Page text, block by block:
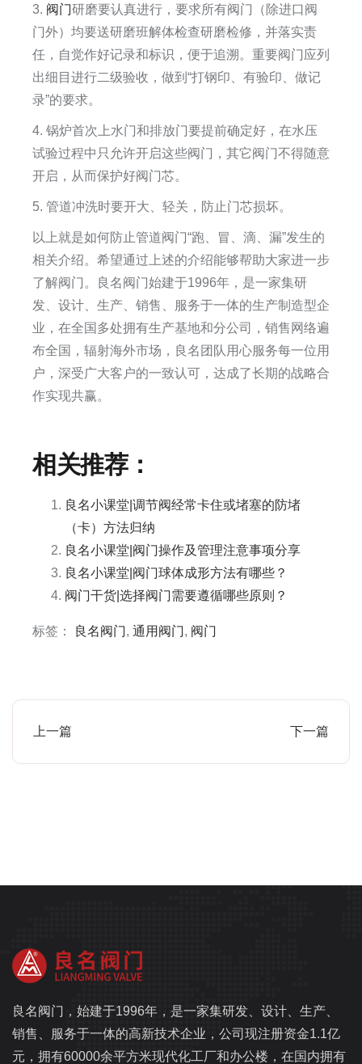
3. 阀门研磨要认真进行，要求所有阀门（除进口阀
门外）均要送研磨班解体检查研磨检修，并落实责
任，自觉作好记录和标识，便于追溯。重要阀门应列
出细目进行二级验收，做到“打钢印、有验印、做记
录”的要求。
4. 锅炉首次上水门和排放门要提前确定好，在水压
试验过程中只允许开启这些阀门，其它阀门不得随意
开启，从而保护好阀门芯。
5. 管道冲洗时要开大、轻关，防止门芯损坏。
以上就是如何防止管道阀门“跑、冒、滴、漏”发生的
相关介绍。希望通过上述的介绍能够帮助大家进一步
了解阀门。良名阀门始建于1996年，是一家集研
发、设计、生产、销售、服务于一体的生产制造型企
业，在全国多处拥有生产基地和分公司，销售网络遍
布全国，辐射海外市场，良名团队用心服务每一位用
户，深受广大客户的一致认可，达成了长期的战略合
作实现共赢。​
相关推荐：
良名小课堂|调节阀经常卡住或堵塞的防堵
（卡）方法归纳
良名小课堂|阀门操作及管理注意事项分享
良名小课堂|阀门球体成形方法有哪些？
阀门干货|选择阀门需要遵循哪些原则？
标签： 良名阀门, 通用阀门, 阀门
上一篇 下一篇
良名阀门，始建于1996年，是一家集研发、设计、生产、
销售、服务于一体的高新技术企业，公司现注册资金1.1亿
元，拥有60000余平方米现代化工厂和办公楼，在国内拥有